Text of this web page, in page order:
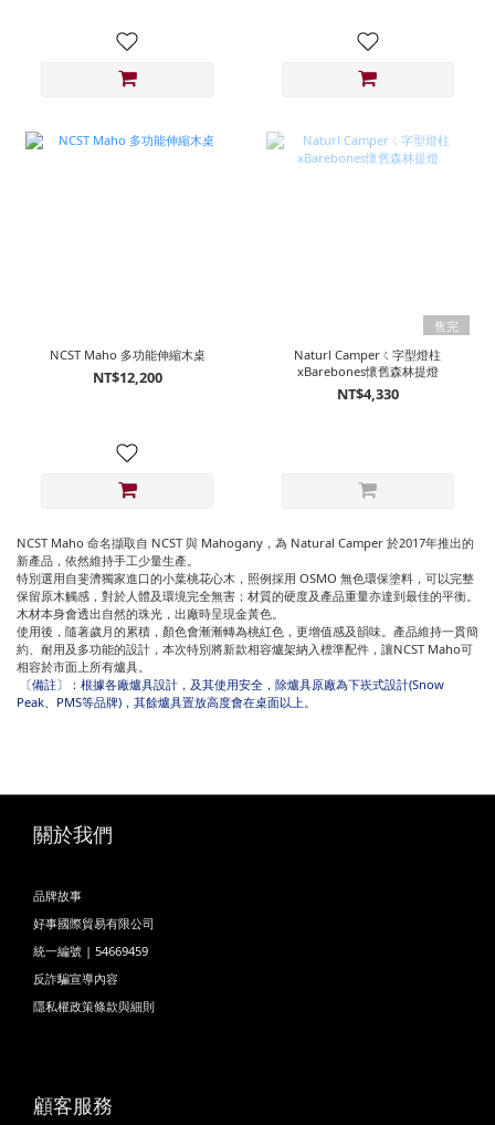
NCST Maho 多功能伸縮木桌
NT$12,200
售完
Naturl Camperㄑ字型燈柱
xBarebones懷舊森林提燈
NT$4,330
NCST Maho 命名擷取自 NCST 與 Mahogany ，為 Natural Camper 於2017年推出的
新產品，依然維持手工少量生產。
特別選用自斐濟獨家進口的小葉桃花心木，照例採用 OSMO 無色環保塗料，可以完整
保留原木觸感，對於人體及環境完全無害；材質的硬度及產品重量亦達到最佳的平衡。
木材本身會透出自然的珠光，出廠時呈現金黃色。
使用後，隨著歲月的累積，顏色會漸漸轉為桃紅色，更增值感及韻味。產品維持一貫簡
約、耐用及多功能的設計，本次特別將新款相容爐架納入標準配件，讓NCST Maho可
相容於市面上所有爐具。
〔備註〕：根據各廠爐具設計，及其使用安全，除爐具原廠為下崁式設計(Snow
Peak、 PMS等品牌) ，其餘爐具置放高度會在桌面以上。
關於我們
品牌故事
好事國際貿易有限公司
統一編號 | 54669459
反詐騙宣導內容
隱私權政策條款與細則
顧客服務